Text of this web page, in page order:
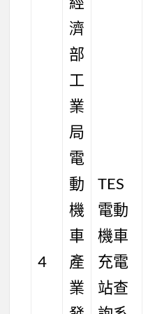
4
濟
部
工
業
局
電
動
機
車
產
業
TES
電動
機車
充電
站查